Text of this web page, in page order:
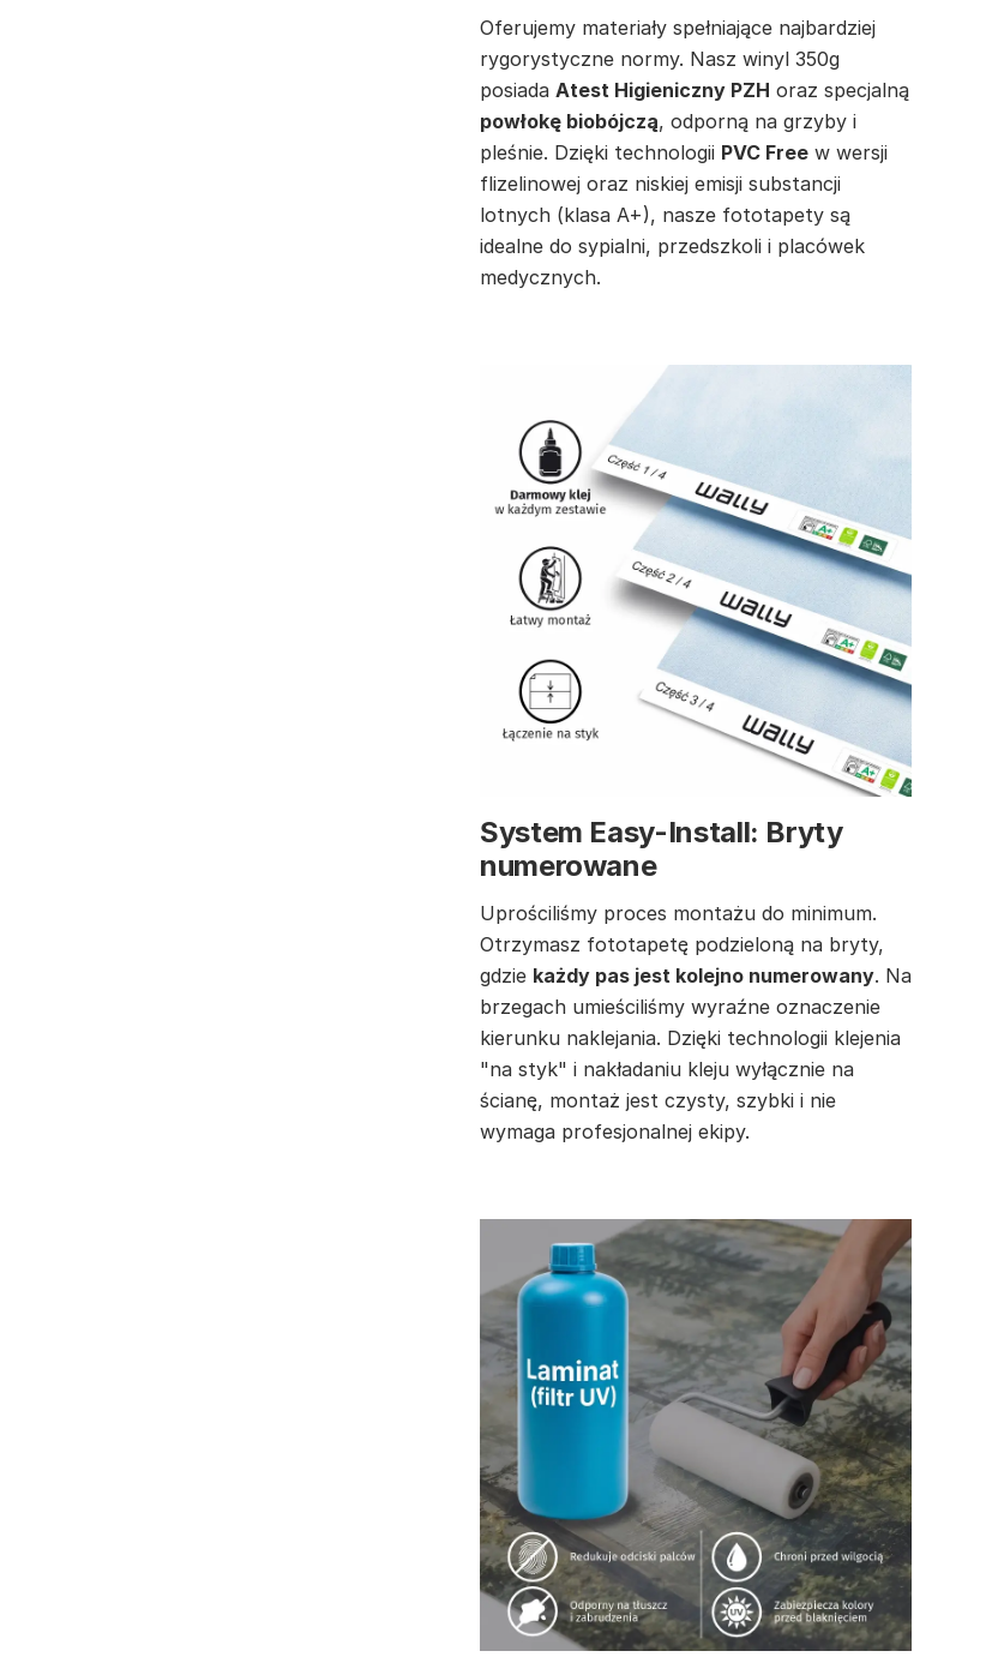
Oferujemy materiały spełniające najbardziej
rygorystyczne normy. Nasz winyl 350g
posiada Atest Higieniczny PZH oraz specjalną
powłokę biobójczą, odporną na grzyby i
pleśnie. Dzięki technologii PVC Free w wersji
flizelinowej oraz niskiej emisji substancji
lotnych (klasa A+), nasze fototapety są
idealne do sypialni, przedszkoli i placówek
medycznych.
System Easy-Install: Bryty
numerowane
Uprościliśmy proces montażu do minimum.
Otrzymasz fototapetę podzieloną na bryty,
gdzie każdy pas jest kolejno numerowany. Na
brzegach umieściliśmy wyraźne oznaczenie
kierunku naklejania. Dzięki technologii klejenia
"na styk" i nakładaniu kleju wyłącznie na
ścianę, montaż jest czysty, szybki i nie
wymaga profesjonalnej ekipy.